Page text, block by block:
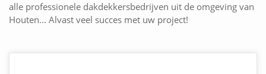
alle professionele dakdekkersbedrijven uit de omgeving van
Houten... Alvast veel succes met uw project!